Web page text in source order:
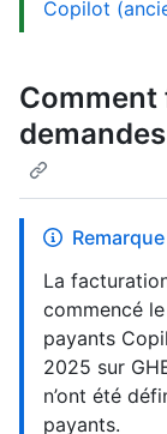
Copilot
Remarque
La
commencé
payants
2025 sur
n’ont été
payants.